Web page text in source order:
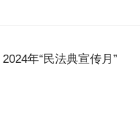
2024年“民法典宣传月”